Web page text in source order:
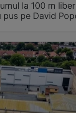
la 100 m
pe David